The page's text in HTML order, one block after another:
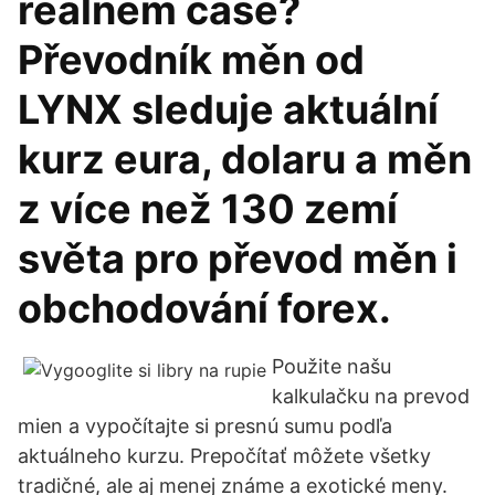
reálném čase?
Převodník měn od
LYNX sleduje aktuální
kurz eura, dolaru a měn
z více než 130 zemí
světa pro převod měn i
obchodování forex.
Použite našu
kalkulačku na prevod
mien a vypočítajte si presnú sumu podľa
aktuálneho kurzu. Prepočítať môžete všetky
tradičné, ale aj menej známe a exotické meny.